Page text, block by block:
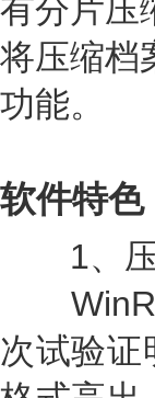
有分片压
将压缩档
功能。
软件特色
1、压
次试验证